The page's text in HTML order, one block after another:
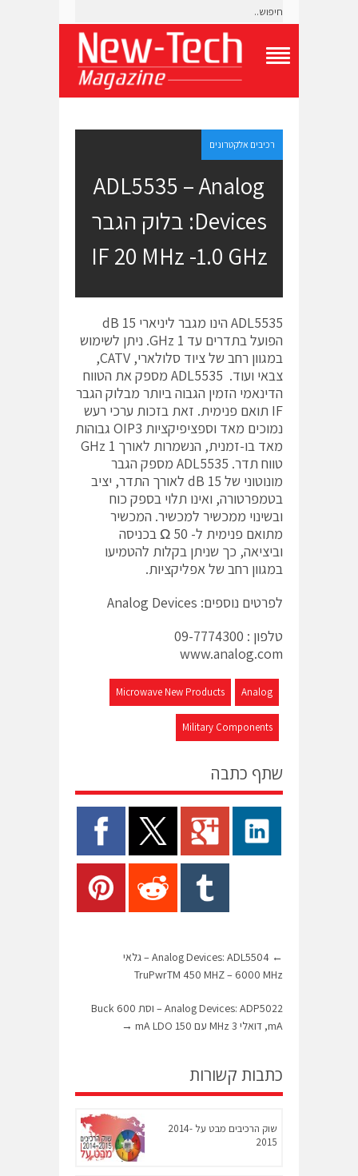
g
l
e
N
M
e
n
u
רכיבים אלקטרונים
ADL5535 – Analog
Devices: בלוק הגבר
IF 20 MHz -1.0 GHz
ADL5535 הינו מגבר ליניארי 15 dB
הפועל בתדרים עד 1 GHz. ניתן לשימוש
במגוון רחב של ציוד סלולארי, CATV,
צבאי ועוד. ADL5535 מספק את הטווח
הדינאמי הזמין הגבוה ביותר מבלוק הגבר
IF תואם פנימית. זאת בזכות ערכי רעש
נמוכים מאד וספציפיקציות OIP3 גבוהות
מאד בו-זמנית, הנשמרות לאורך 1 GHz
טווח תדר. ADL5535 מספק הגבר
מונוטוני של 15 dB לאורך התדר, יציב
בטמפרטורה, ואינו תלוי בספק כוח
ובשינוי ממכשיר למכשיר. המכשיר
מתואם פנימית ל- 50 Ω בכניסה
וביציאה, כך שניתן בקלות להטמיעו
במגוון רחב של אפליקציות.
לפרטים נוספים: Analog Devices
טלפון : 09-7774300
www.analog.com
Analog
Microwave New Products
Military Components
שתף כתבה
←
Analog Devices: ADL5504 – גלאי
TruPwrTM 450 MHZ – 6000 MHz
Analog Devices: ADP5022 – וסת Buck 600
mA, דואלי 3 MHz עם 150 mA LDO
→
כתבות קשורות
שוק הרכיבים מבט על 2014-
2015